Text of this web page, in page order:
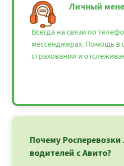
Личный
Всегда на связи по
мессенджерах. Помощь
страховании и
Почему
водителей с Авито?